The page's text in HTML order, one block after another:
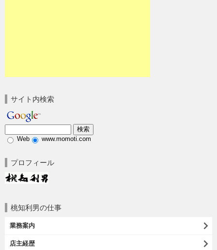
サイト内検索
Web www.momoti.com
プロフィール
桃知利男の仕事
業務案内
店主経歴